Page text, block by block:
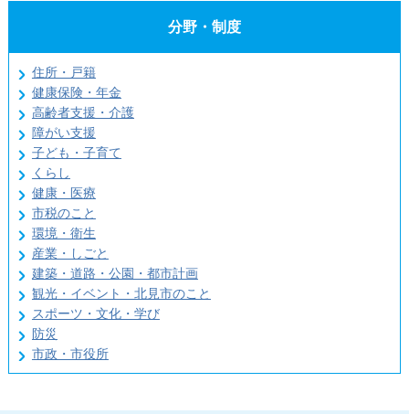
分野・制度
住所・戸籍
健康保険・年金
高齢者支援・介護
障がい支援
子ども・子育て
くらし
健康・医療
市税のこと
環境・衛生
産業・しごと
建築・道路・公園・都市計画
観光・イベント・北見市のこと
スポーツ・文化・学び
防災
市政・市役所